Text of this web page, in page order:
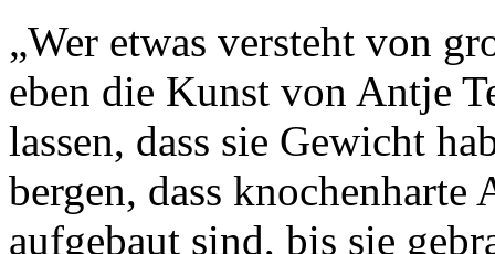
„Wer etwas versteht von
eben die Kunst von Antje
lassen, dass sie Gewicht
bergen, dass
aufgebaut sind, bis sie